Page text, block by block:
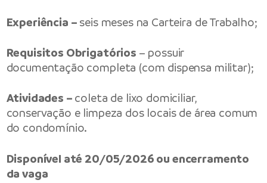
Experiência – seis meses na Carteira de Trabalho;
Requisitos Obrigatórios – possuir
documentação completa (com dispensa militar);
Atividades – coleta de lixo domiciliar,
conservação e limpeza dos locais de área comum
do condomínio.
Disponível até 20/05/2026 ou encerramento
da vaga